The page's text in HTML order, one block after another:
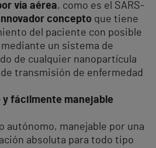
vía aérea, como es el SARS-
concepto que tiene
del paciente con posible
un sistema de
de cualquier nanopartícula
transmisión de enfermedad
y fácilmente manejable
autónomo, manejable por una
absoluta para todo tipo